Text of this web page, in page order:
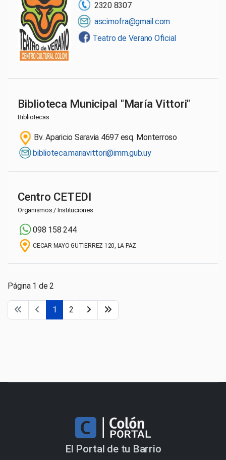
2320 8307
ascimofra@gmail.com
Teatro de Verano Oficial
Biblioteca Municipal "María Vittori"
Bibliotecas
Bv. Aparicio Saravia 4697 esq. Monterroso
biblioteca.mariavittori@imm.gub.uy
Centro CETEDI
Organismos / Instituciones
098 158 244
CECAR MAYO GUTIERREZ 120, LA PAZ
Página 1 de 2
1 2
El Portal de tu Barrio